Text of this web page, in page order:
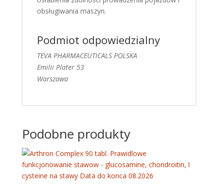
obsługiwania maszyn.
Podmiot odpowiedzialny
TEVA PHARMACEUTICALS POLSKA
Emilii Plater 53
Warszawa
Podobne produkty